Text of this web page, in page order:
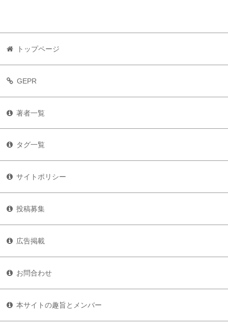
トップページ
GEPR
著者一覧
タグ一覧
サイトポリシー
投稿募集
広告掲載
お問合わせ
本サイトの趣旨とメンバー